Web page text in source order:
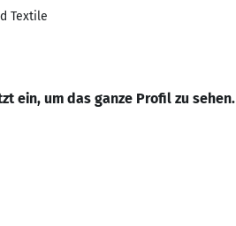
Textile
ein, um das ganze Profil zu sehen.